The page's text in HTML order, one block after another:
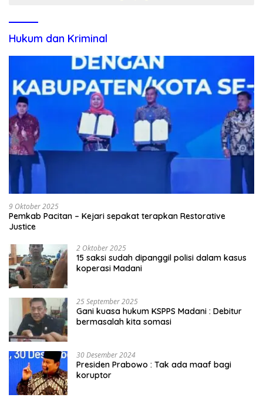
Hukum dan Kriminal
9 Oktober 2025
Pemkab Pacitan – Kejari sepakat terapkan Restorative
Justice
2 Oktober 2025
15 saksi sudah dipanggil polisi dalam kasus
koperasi Madani
25 September 2025
Gani kuasa hukum KSPPS Madani : Debitur
bermasalah kita somasi
30 Desember 2024
Presiden Prabowo : Tak ada maaf bagi
koruptor